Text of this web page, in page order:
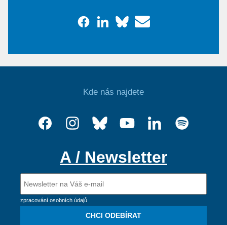
Kde nás najdete
A / Newsletter
zpracování osobních údajů
CHCI ODEBÍRAT